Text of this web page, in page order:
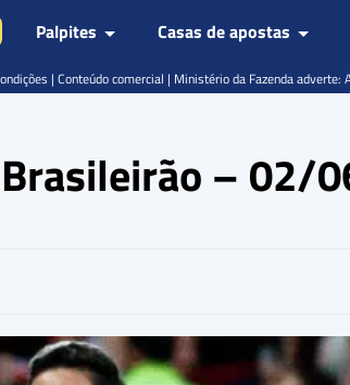
Palpites Casas de apostas
– 02/
| Conteúdo comercial | Ministério da Fazenda